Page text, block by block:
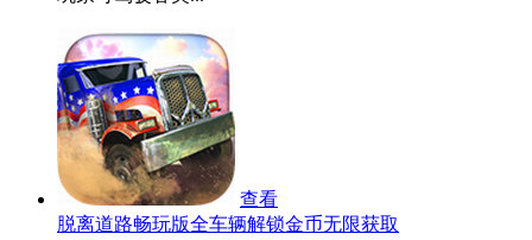
查看
脱离道路畅玩版全车辆解锁金币无限获取